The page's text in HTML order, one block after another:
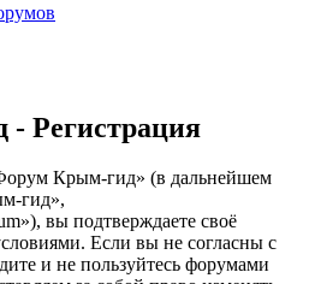
Регистрация
Крым-гид» (в дальнейшем
гид»,
вы подтверждаете своё
Если вы не согласны с
и не пользуйтесь форумами